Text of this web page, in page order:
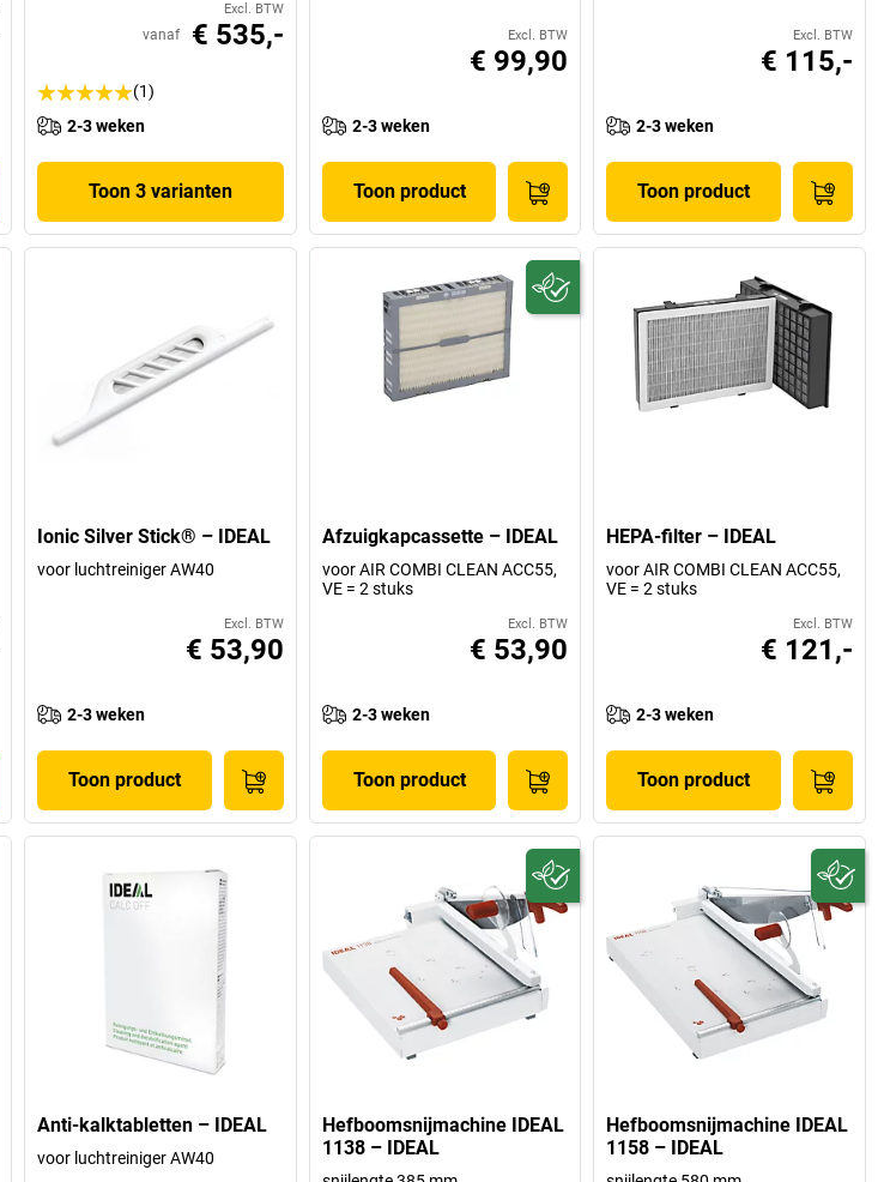
Excl. BTW
vanaf € 535,-
(1)
2-3 weken
Toon 3 varianten
Excl. BTW
€ 99,90
2-3 weken
Toon product
Excl. BTW
€ 115,-
2-3 weken
Toon product
Ionic Silver Stick® – IDEAL
voor luchtreiniger AW40
Excl. BTW
€ 53,90
2-3 weken
Toon product
Afzuigkapcassette – IDEAL
voor AIR COMBI CLEAN ACC55,
VE = 2 stuks
Excl. BTW
€ 53,90
2-3 weken
Toon product
HEPA-filter – IDEAL
voor AIR COMBI CLEAN ACC55,
VE = 2 stuks
Excl. BTW
€ 121,-
2-3 weken
Toon product
Anti-kalktabletten – IDEAL
voor luchtreiniger AW40
Hefboomsnijmachine IDEAL
1138 – IDEAL
Hefboomsnijmachine IDEAL
1158 – IDEAL